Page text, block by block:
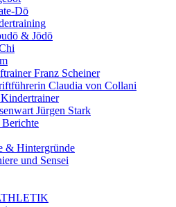
Dō
& Jōdō
Franz Scheiner
Claudia von Collani
Jürgen Stark
& Hintergründe
und Sensei